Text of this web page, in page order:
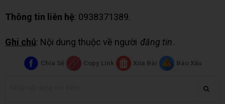
Thông tin liên hệ: 0938371389.
Ghi chú: Nội dung thuộc về người đăng tin.
Chia Sẻ Copy Link Xóa Bài Báo Xấu